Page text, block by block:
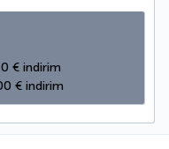
€ indirim
€ indirim